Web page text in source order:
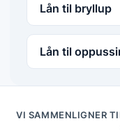
Lån til bryllup
Lån til
VI SAMMENLIGNER